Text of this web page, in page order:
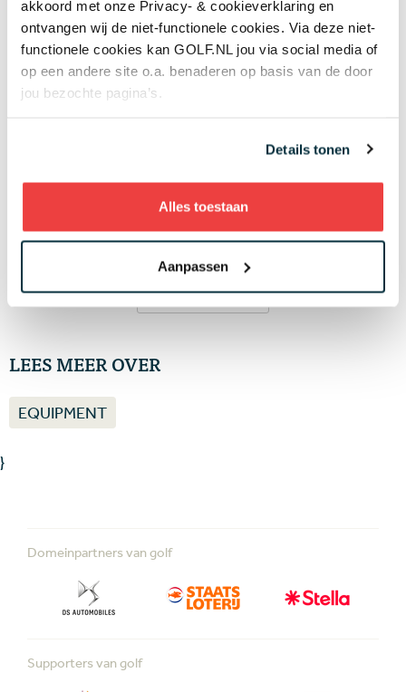
akkoord met onze Privacy- & cookieverklaring en
ontvangen wij de niet-functionele cookies. Via deze niet-
functionele cookies kan GOLF.NL jou via social media of
op een andere site o.a. benaderen op basis van de door
jou bezochte pagina’s.
Details tonen
Alles toestaan
Aanpassen
Laatste nieuws
'Mag ik nog steeds drie minuten zoeken als we
het op de tee al eens zijn dat mijn bal in de
hindernis ligt?'
Negenvoudig speelster en drievoudig
Review van Netflix-serie The Hawk: binnen
vijf minuten weet je genoeg
Meer nieuws
LEES MEER OVER
EQUIPMENT
}
Domeinpartners van golf
Supporters van golf